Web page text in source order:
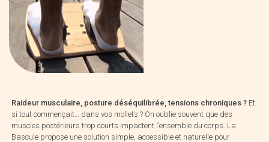
Raideur musculaire, posture déséquilibrée, tensions chroniques ? Et
si tout commençait… dans vos mollets ? On oublie souvent que des
muscles postérieurs trop courts impactent l’ensemble du corps. La
Bascule propose une solution simple, accessible et naturelle pour